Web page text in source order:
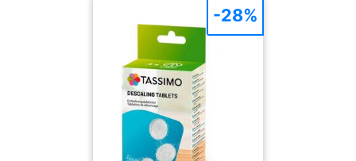
avec les appareils
Tassimo, elles
garantissent un détartrage
efficace grâce à leur
formule puissante qui
élimine rapidement le
calcaire. Chaque boîte
contient 4 pastilles,
permettant d'effectuer 2
cycles de détartrage. Ce
-28%